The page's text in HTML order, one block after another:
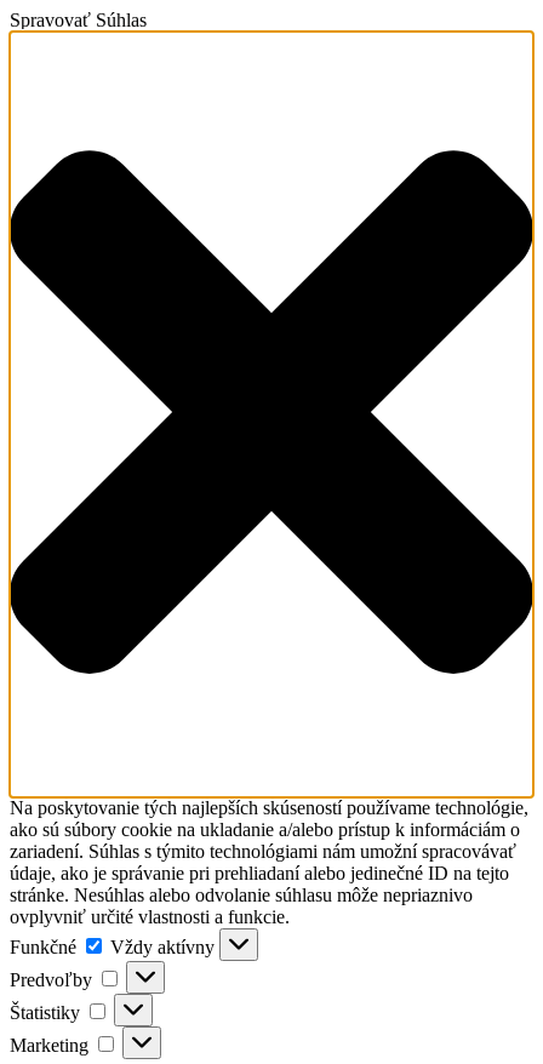
Spravovať Súhlas
Na poskytovanie tých najlepších skúseností používame technológie,
ako sú súbory cookie na ukladanie a/alebo prístup k informáciám o
zariadení. Súhlas s týmito technológiami nám umožní spracovávať
údaje, ako je správanie pri prehliadaní alebo jedinečné ID na tejto
stránke. Nesúhlas alebo odvolanie súhlasu môže nepriaznivo
ovplyvniť určité vlastnosti a funkcie.
Funkčné
Funkčné
Vždy aktívny
Predvoľby
Predvoľby
Štatistiky Štatistiky
Marketing Marketing